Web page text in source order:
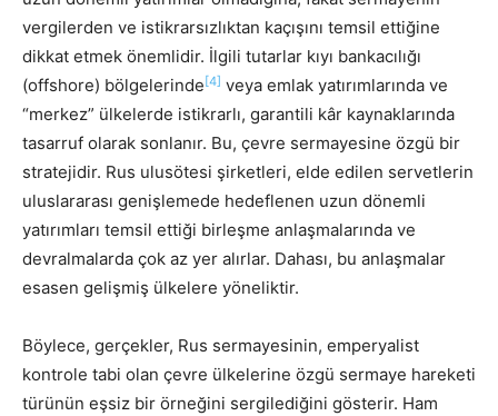
vergilerden ve istikrarsızlıktan kaçışını temsil ettiğine
dikkat etmek önemlidir. İlgili tutarlar kıyı bankacılığı
(offshore) bölgelerinde[4] veya emlak yatırımlarında ve
“merkez” ülkelerde istikrarlı, garantili kâr kaynaklarında
tasarruf olarak sonlanır. Bu, çevre sermayesine özgü bir
stratejidir. Rus ulusötesi şirketleri, elde edilen servetlerin
uluslararası genişlemede hedeflenen uzun dönemli
yatırımları temsil ettiği birleşme anlaşmalarında ve
devralmalarda çok az yer alırlar. Dahası, bu anlaşmalar
esasen gelişmiş ülkelere yöneliktir.
Böylece, gerçekler, Rus sermayesinin, emperyalist
kontrole tabi olan çevre ülkelerine özgü sermaye hareketi
türünün eşsiz bir örneğini sergilediğini gösterir. Ham